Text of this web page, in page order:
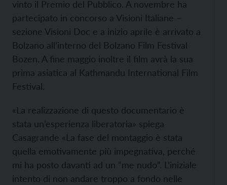
vinto il Premio del Pubblico. A novembre ha
partecipato in concorso a Visioni Italiane –
sezione Visioni Doc e a inizio aprile è arrivato a
Bolzano all’interno del Bolzano Film Festival
Bozen. A fine maggio inoltre il film avrà la sua
prima asiatica al Kathmandu International Film
Festival.
«La realizzazione di questo documentario è
stata un’esperienza liberatoria» spiega
Casagrande «La fase del montaggio è stata
quella emotivamente più impegnativa, perché
mi ha posto davanti ad un “me nudo”. L’iniziale
intento di non andare troppo a fondo nelle